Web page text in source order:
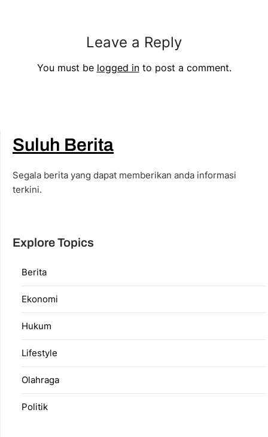
Leave a Reply
You must be logged into post a comment.
Suluh Berita
Segala berita yang dapat memberikan anda informasi
terkini.
Explore Topics
Berita
Ekonomi
Hukum
Lifestyle
Olahraga
Politik